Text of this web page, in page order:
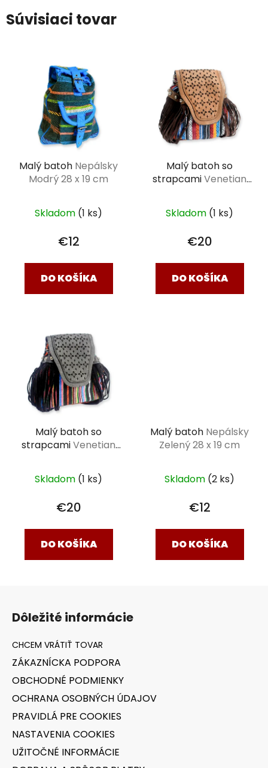
Súvisiaci tovar
Malý batoh Nepálsky
Modrý 28 x 19 cm
Skladom (1 ks)
€12
DO KOŠÍKA
Malý batoh so
strapcamiVenetian
Skladom (1 ks)
€20
DO KOŠÍKA
Malý batoh so
strapcamiVenetian
Skladom (1 ks)
€20
DO KOŠÍKA
Malý batoh Nepálsky
Zelený 28 x 19 cm
Skladom (2 ks)
€12
DO KOŠÍKA
Dôležité informácie
ZÁKAZNÍCKA PODPORA
OBCHODNÉ PODMIENKY
OCHRANA OSOBNÝCH ÚDAJOV
PRAVIDLÁ PRE COOKIES
NASTAVENIA COOKIES
UŽITOČNÉ INFORMÁCIE